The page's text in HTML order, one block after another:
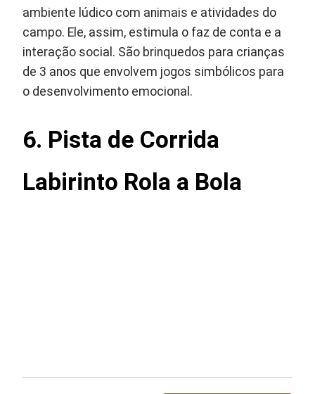
ambiente lúdico com animais e atividades do
campo. Ele, assim, estimula o faz de conta e a
interação social. São brinquedos para crianças
de 3 anos que envolvem jogos simbólicos para
o desenvolvimento emocional.
6. Pista de Corrida
Labirinto Rola a Bola